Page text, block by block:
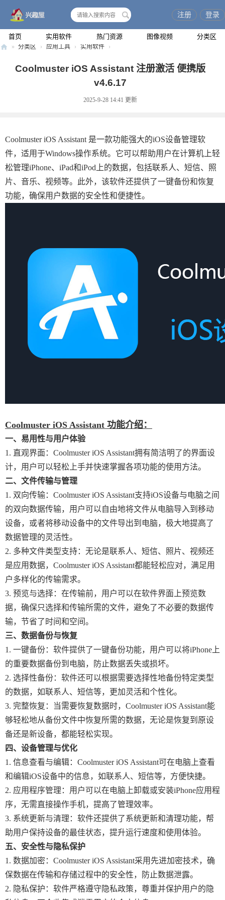
首页 实用软件 热门资源 图像视频 分类区
注册 登录
» 分类区 › 应用工具 › 实用软件 ›
Coolmuster iOS Assistant 注册激活 便携版
v4.6.17
2025-9-28 14:41 更新
Coolmuster iOS Assistant 是一款功能强大的iOS设备管理软
件，适用于Windows操作系统。它可以帮助用户在计算机上轻
松管理iPhone、iPad和iPod上的数据，包括联系人、短信、照
片、音乐、视频等。此外，该软件还提供了一键备份和恢复
功能，确保用户数据的安全性和便捷性。
Coolmuster iOS Assistant 功能介绍：
一、易用性与用户体验
1. 直观界面：Coolmuster iOS Assistant拥有简洁明了的界面设
计，用户可以轻松上手并快速掌握各项功能的使用方法。
二、文件传输与管理
1. 双向传输：Coolmuster iOS Assistant支持iOS设备与电脑之间
的双向数据传输，用户可以自由地将文件从电脑导入到移动
设备，或者将移动设备中的文件导出到电脑，极大地提高了
数据管理的灵活性。
2. 多种文件类型支持：无论是联系人、短信、照片、视频还
是应用数据，Coolmuster iOS Assistant都能轻松应对，满足用
户多样化的传输需求。
3. 预览与选择：在传输前，用户可以在软件界面上预览数
据，确保只选择和传输所需的文件，避免了不必要的数据传
输，节省了时间和空间。
三、数据备份与恢复
1. 一键备份：软件提供了一键备份功能，用户可以将iPhone上
的重要数据备份到电脑，防止数据丢失或损坏。
2. 选择性备份：软件还可以根据需要选择性地备份特定类型
的数据，如联系人、短信等，更加灵活和个性化。
3. 完整恢复：当需要恢复数据时，Coolmuster iOS Assistant能
够轻松地从备份文件中恢复所需的数据，无论是恢复到原设
备还是新设备，都能轻松实现。
四、设备管理与优化
1. 信息查看与编辑：Coolmuster iOS Assistant可在电脑上查看
和编辑iOS设备中的信息，如联系人、短信等，方便快捷。
2. 应用程序管理：用户可以在电脑上卸载或安装iPhone应用程
序，无需直接操作手机，提高了管理效率。
3. 系统更新与清理：软件还提供了系统更新和清理功能，帮
助用户保持设备的最佳状态，提升运行速度和使用体验。
五、安全性与隐私保护
1. 数据加密：Coolmuster iOS Assistant采用先进加密技术，确
保数据在传输和存储过程中的安全性，防止数据泄露。
2. 隐私保护：软件严格遵守隐私政策，尊重并保护用户的隐